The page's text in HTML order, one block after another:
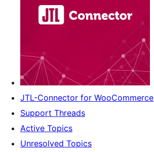
JTL-Connector for WooCommerce
Support Threads
Active Topics
Unresolved Topics